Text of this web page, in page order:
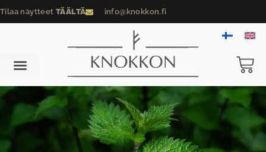
Tilaa näytteet TÄÄLTÄ info@knokkon.fi